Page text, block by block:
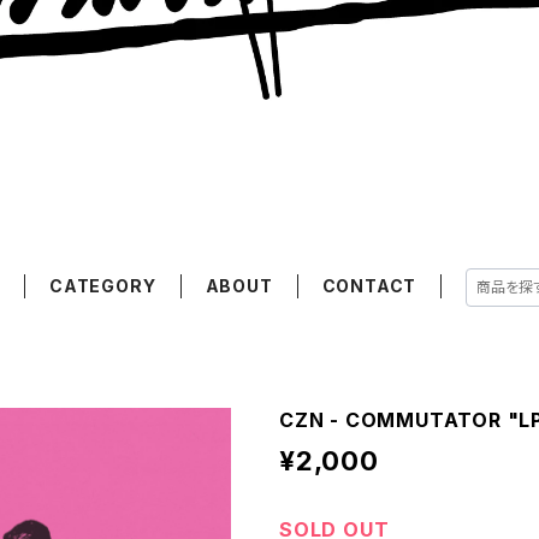
CATEGORY ABOUT CONTACT
CZN - COMMUTATOR
¥2,000
SOLD OUT